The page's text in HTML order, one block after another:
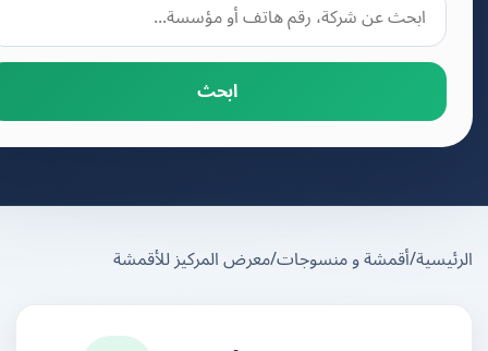
ابحث
/أقمشة و منسوجات/معرض المركيز للأقمشة